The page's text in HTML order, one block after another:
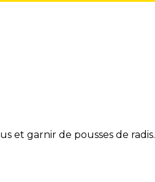
et garnir de pousses de radis.